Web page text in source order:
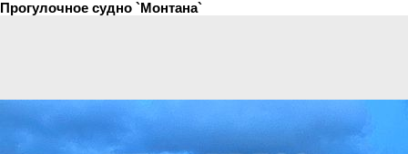
Прогулочное судно `Монтана`